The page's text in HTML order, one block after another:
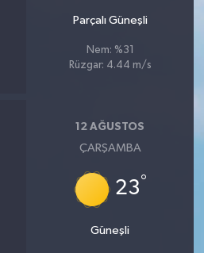
Parçalı Güneşli
Nem: %31
Rüzgar: 4.44 m/s
12 AĞUSTOS
ÇARŞAMBA
23°
Güneşli